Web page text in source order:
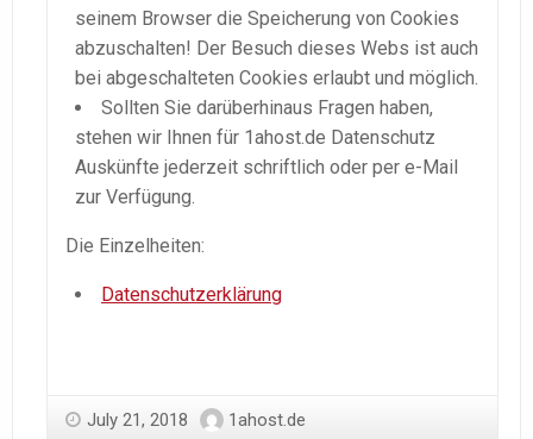
seinem Browser die Speicherung von Cookies
abzuschalten! Der Besuch dieses Webs ist auch
bei abgeschalteten Cookies erlaubt und möglich.
Sollten Sie darüberhinaus Fragen haben,
stehen wir Ihnen für 1ahost.de Datenschutz
Auskünfte jederzeit schriftlich oder per e-Mail
zur Verfügung.
Die Einzelheiten:
Datenschutzerklärung
July 21, 2018 1ahost.de